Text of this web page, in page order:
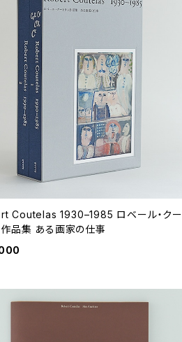
Coutelas 1930–1985 ロベール・クー
作品集 ある画家の仕事